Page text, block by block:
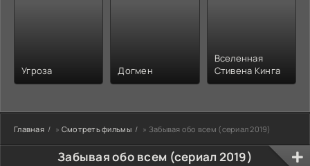
Угроза Догмен
Вселенная
Стивена Кинга
Главная » Смотреть фильмы » Забывая обо всем (сериал 2019)
Забывая обо всем (сериал 2019)